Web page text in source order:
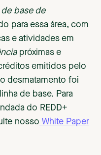
de base de
para essa área, com
e atividades em
próximas e
emitidos pelo
desmatamento foi
de base. Para
do REDD+
nosso White Paper